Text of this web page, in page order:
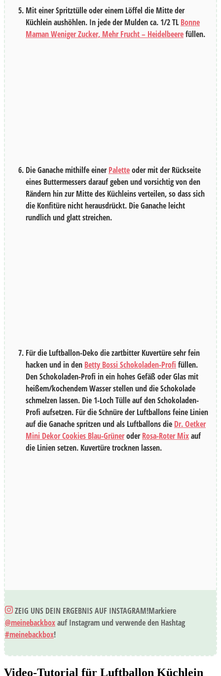
Mit einer Spritztülle oder einem Löffel die Mitte der
Küchlein aushöhlen. In jede der Mulden ca. 1/2TL Bonne
Maman Weniger Zucker, Mehr Frucht – Heidelbeerefüllen.
Die Ganache mithilfe einerPaletteoder mit der Rückseite
eines Buttermessers darauf geben und vorsichtig von den
Rändern hin zur Mitte des Küchleins verteilen, so dass sich
die Konfitüre nicht herausdrückt. Die Ganache leicht
rundlich und glatt streichen.
Für die Luftballon-Deko die zartbitter Kuvertüre sehr fein
hacken und in den Betty Bossi Schokoladen-Profi füllen.
Den Schokoladen-Profi in ein hohes Gefäß oder Glas mit
heißem/kochendem Wasser stellen und die Schokolade
schmelzen lassen. Die 1-Loch Tülle auf den Schokoladen-
Profi aufsetzen. Für die Schnüre der Luftballons feine Linien
auf die Ganache spritzen und als Luftballons die Dr. Oetker
Mini Dekor Cookies Blau-GrüneroderRosa-Roter Mixauf
die Linien setzen. Kuvertüre trocknen lassen.
ZEIG UNS DEIN ERGEBNIS AUF INSTAGRAM!Markiere
@meinebackboxauf Instagram und verwende den Hashtag
#meinebackbox!
Video-Tutorial für Luftballon Küchlein